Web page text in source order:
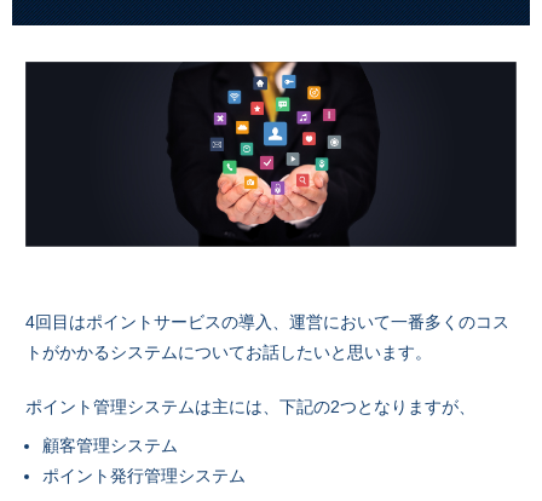
4回目はポイントサービスの導入、運営において一番多くのコス
トがかかるシステムについてお話したいと思います。
ポイント管理システムは主には、下記の2つとなりますが、
顧客管理システム
ポイント発行管理システム